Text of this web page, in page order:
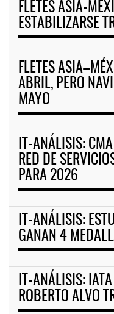
FLETES ASIA-
ESTABILIZARSE
FLETES
ABRIL, PERO
MAYO
IT-ANÁLISIS:
RED DE
PARA 2026
IT-ANÁLISIS:
GANAN 4
IT-ANÁLISIS:
ROBERTO ALVO